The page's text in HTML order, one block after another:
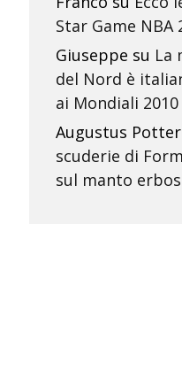
Star Game NBA
Giuseppe su La
del Nord è
ai Mondiali 2010
Augustus Potter
scuderie di
sul manto